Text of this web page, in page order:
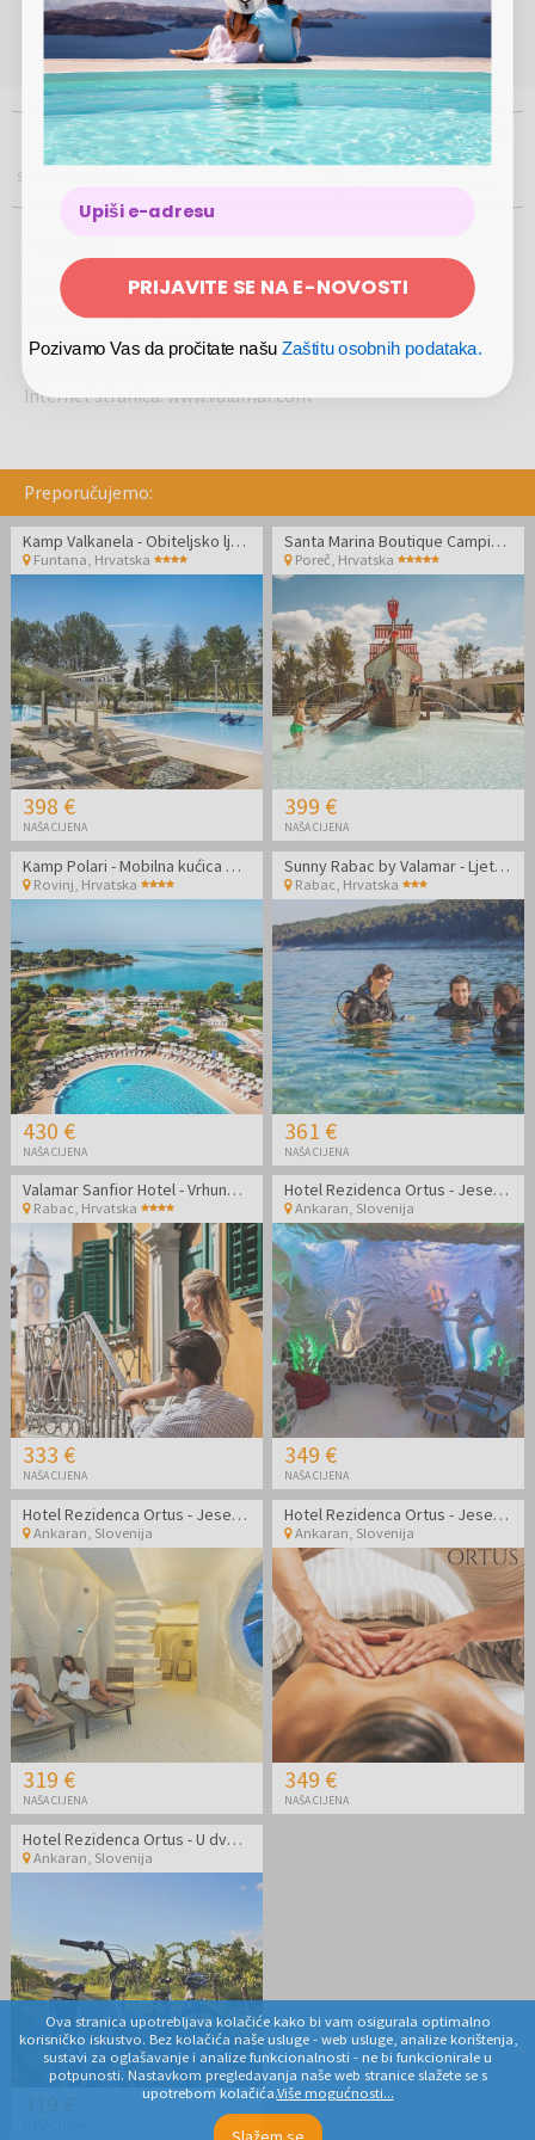
(Pon - Pet 8.00 - 17.00)
0800 868 860 info@megabon.eu
100%
SIGURNA KUPNJA
VIŠE OD
500.000
PRISUTNI NA
5
USTANOVLJEN
2012.
: VALAMAR DIAMANT RESIDENCE
E-pošta:coupon@valamar.com
Telefon:+385 52 465 120
Internet stranica:www.valamar.com
Preporučujemo:
Kamp Valkanela - Obiteljsko ljeto u Standard mobilnoj kućici
Funtana Hrvatska
398 €
NAŠA CIJENA
Santa Marina Boutique Camping - MH Roulette - Last minute obiteljski odmor u Poreču
Poreč Hrvatska
399 €
NAŠA CIJENA
Kamp Polari - Mobilna kućica Standard
Rovinj Hrvatska
430 €
NAŠA CIJENA
Sunny Rabac by Valamar - Ljetni odmor za parove
Rabac Hrvatska
361 €
NAŠA CIJENA
Valamar Sanfior Hotel - Vrhunsko opuštanje za parove uz more u šarmantnom Rapcu
Rabac, Hrvatska
333 €
NAŠA CIJENA
Hotel Rezidenca Ortus - Jesenski obiteljski odmor na slovenskoj obali
Ankaran, Slovenija
349 €
NAŠA CIJENA
Hotel Rezidenca Ortus - Jesenski detox paket na slovenskoj obali
Ankaran, Slovenija
319 €
NAŠA CIJENA
Hotel Rezidenca Ortus - Jesenski wellness paket s uključenom masažom
Ankaran, Slovenija
349 €
NAŠA CIJENA
Hotel Rezidenca Ortus - U dvoje s električnim biciklima duž slovenske obale
Ankaran Slovenija
Ova stranica upotrebljava kolačiće kako bi vam osigurala optimalno
korisničko iskustvo. Bez kolačića naše usluge - web usluge, analize korištenja,
sustavi za oglašavanje i analize funkcionalnosti - ne bi funkcionirale u
potpunosti. Nastavkom pregledavanja naše web stranice slažete se s
upotrebom kolačića.Više mogućnosti...
PRIJAVITE SE NA E-NOVOSTI
Pozivamo Vas da pročitate našu Zaštitu osobnih podataka.